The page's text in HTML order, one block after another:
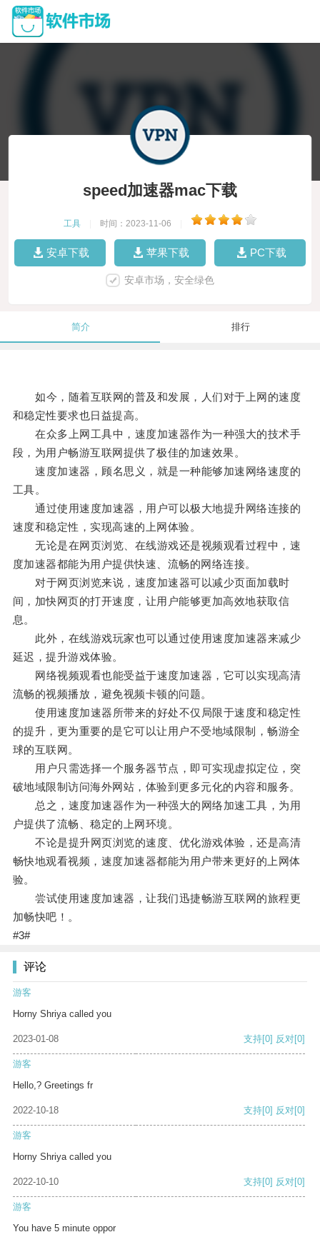
speed加速器mac下载
工具 时间：2023-11-06
安卓下载 苹果下载 PC下载
安卓市场，安全绿色
简介 排行
如今，随着互联网的普及和发展，人们对于上网的速度
和稳定性要求也日益提高。
在众多上网工具中，速度加速器作为一种强大的技术手
段，为用户畅游互联网提供了极佳的加速效果。
速度加速器，顾名思义，就是一种能够加速网络速度的
工具。
通过使用速度加速器，用户可以极大地提升网络连接的
速度和稳定性，实现高速的上网体验。
无论是在网页浏览、在线游戏还是视频观看过程中，速
度加速器都能为用户提供快速、流畅的网络连接。
对于网页浏览来说，速度加速器可以减少页面加载时
间，加快网页的打开速度，让用户能够更加高效地获取信
息。
此外，在线游戏玩家也可以通过使用速度加速器来减少
延迟，提升游戏体验。
网络视频观看也能受益于速度加速器，它可以实现高清
流畅的视频播放，避免视频卡顿的问题。
使用速度加速器所带来的好处不仅局限于速度和稳定性
的提升，更为重要的是它可以让用户不受地域限制，畅游全
球的互联网。
用户只需选择一个服务器节点，即可实现虚拟定位，突
破地域限制访问海外网站，体验到更多元化的内容和服务。
总之，速度加速器作为一种强大的网络加速工具，为用
户提供了流畅、稳定的上网环境。
不论是提升网页浏览的速度、优化游戏体验，还是高清
畅快地观看视频，速度加速器都能为用户带来更好的上网体
验。
尝试使用速度加速器，让我们迅捷畅游互联网的旅程更
加畅快吧！。
#3#
评论
游客
Horny Shriya called you
2023-01-08 支持[0] 反对[0]
游客
Hello,? Greetings fr
2022-10-18 支持[0] 反对[0]
游客
Horny Shriya called you
2022-10-10 支持[0] 反对[0]
游客
You have 5 minute oppor